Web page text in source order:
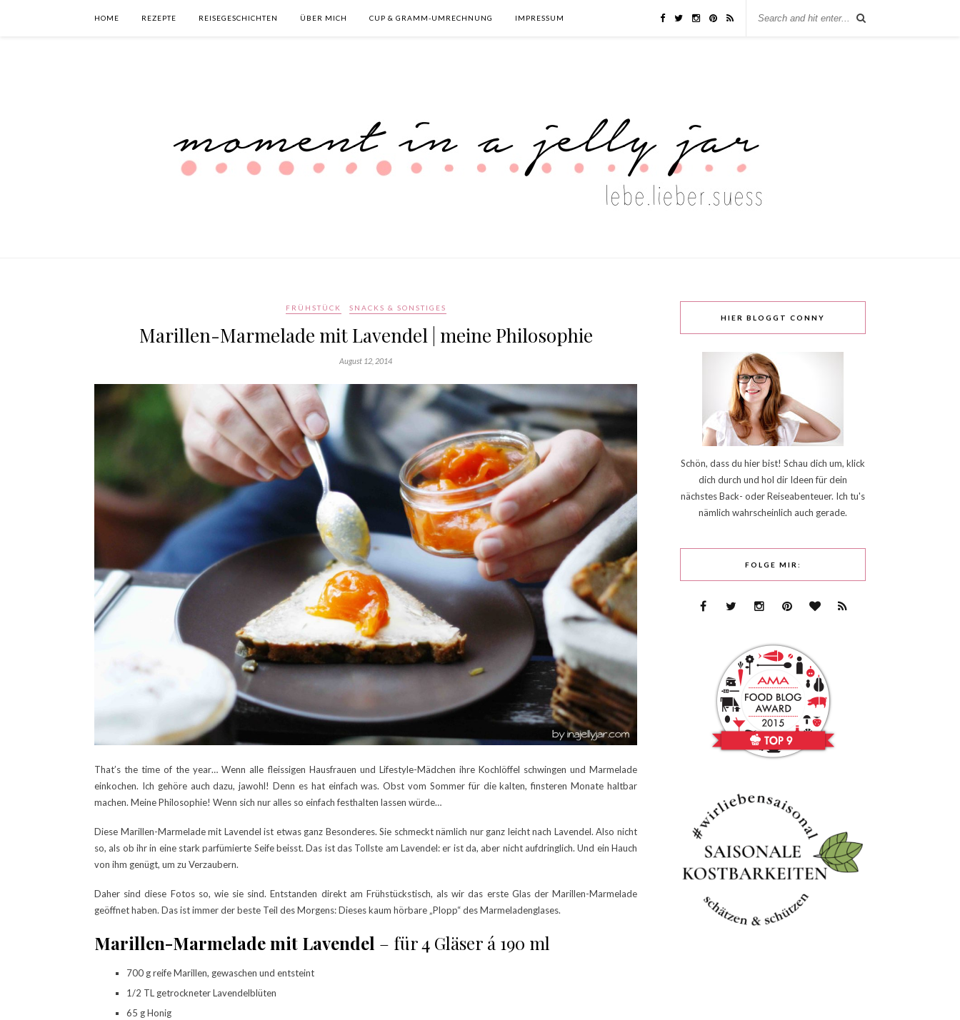
HOME REZEPTE REISEGESCHICHTEN ÜBER MICH CUP & GRAMM-UMRECHNUNG IMPRESSUM
FRÜHSTÜCK SNACKS & SONSTIGES
Marillen-Marmelade mit Lavendel | meine Philosophie
August 12, 2014
That’s the time of the year… Wenn alle fleissigen Hausfrauen und Lifestyle-Mädchen ihre Kochlöffel schwingen und Marmelade
einkochen. Ich gehöre auch dazu, jawohl! Denn es hat einfach was. Obst vom Sommer für die kalten, finsteren Monate haltbar
machen. Meine Philosophie! Wenn sich nur alles so einfach festhalten lassen würde…
Diese Marillen-Marmelade mit Lavendel ist etwas ganz Besonderes. Sie schmeckt nämlich nur ganz leicht nach Lavendel. Also nicht
so, als ob ihr in eine stark parfümierte Seife beisst. Das ist das Tollste am Lavendel: er ist da, aber nicht aufdringlich. Und ein Hauch
von ihm genügt, um zu Verzaubern.
Daher sind diese Fotos so, wie sie sind. Entstanden direkt am Frühstückstisch, als wir das erste Glas der Marillen-Marmelade
geöffnet haben. Das ist immer der beste Teil des Morgens: Dieses kaum hörbare „Plopp“ des Marmeladenglases.
Marillen-Marmelade mit Lavendel – für 4 Gläser á 190 ml
700 g reife Marillen, gewaschen und entsteint
1/2 TL getrockneter Lavendelblüten
65 g Honig
HIER BLOGGT CONNY
Schön, dass du hier bist! Schau dich um, klick
dich durch und hol dir Ideen für dein
nächstes Back- oder Reiseabenteuer. Ich tu's
nämlich wahrscheinlich auch gerade.
FOLGE MIR: